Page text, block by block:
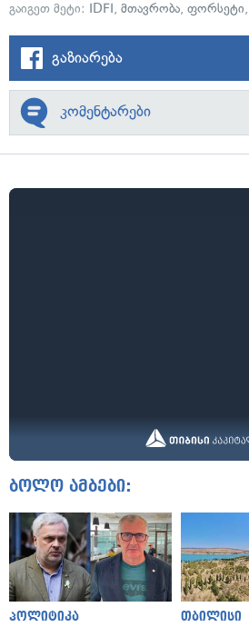
გაიგეთ მეტი: IDFI, მთავრობა, ფორსეტი,
გაზიარება
კომენტარები
ბოლო ამბები:
პოლიტიკა თბილისი